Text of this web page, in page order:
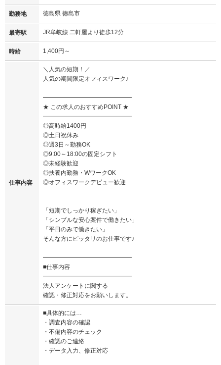
勤務地 徳島県 徳島市
最寄駅 JR牟岐線 二軒屋より徒歩12分
時給 1,400円～
仕事内容
＼人気の短期！／
人気の期間限定オフィスワーク♪
━━━━━━━━━━━━━━━
★ この求人のおすすめPOINT ★
━━━━━━━━━━━━━━━
◎高時給1400円
◎土日祝休み
◎週3日～勤務OK
◎9:00～18:00の固定シフト
◎未経験歓迎
◎扶養内勤務・WワークOK
◎オフィスワークデビュー歓迎
「短期でしっかり稼ぎたい」
「シンプルな安心案件で働きたい」
「平日のみで働きたい」
そんな方にピッタリのお仕事です♪
━━━━━━━━━━━━━━━
■仕事内容
━━━━━━━━━━━━━━━
法人アンケートに関する
確認・修正対応をお願いします。
■具体的には…
・調査内容の確認
・不備内容のチェック
・確認のご連絡
・データ入力、修正対応